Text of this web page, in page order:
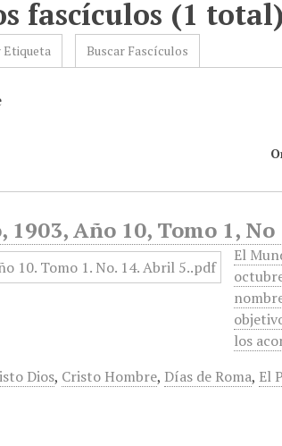
fascículos (1 total)
Etiqueta Buscar Fascículos
Año 10, Tomo 1,
El
los
Dios, Cristo Hombre, Días de Roma, El